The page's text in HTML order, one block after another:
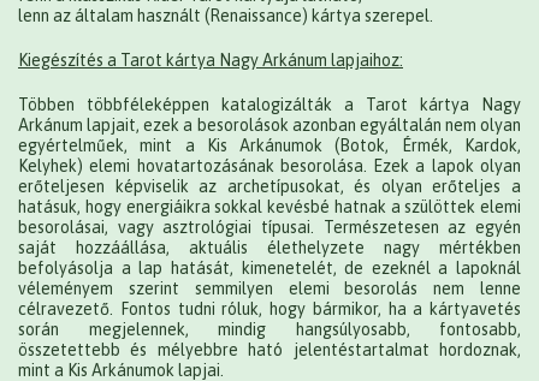
lenn az általam használt (Renaissance) kártya szerepel.
Kiegészítés a Tarot kártya Nagy Arkánum lapjaihoz:
Többen többféleképpen katalogizálták a Tarot kártya Nagy
Arkánum lapjait, ezek a besorolások azonban egyáltalán nem olyan
egyértelműek, mint a Kis Arkánumok (Botok, Érmék, Kardok,
Kelyhek) elemi hovatartozásának besorolása. Ezek a lapok olyan
erőteljesen képviselik az archetípusokat, és olyan erőteljes a
hatásuk, hogy energiáikra sokkal kevésbé hatnak a szülöttek elemi
besorolásai, vagy asztrológiai típusai. Természetesen az egyén
saját hozzáállása, aktuális élethelyzete nagy mértékben
befolyásolja a lap hatását, kimenetelét, de ezeknél a lapoknál
véleményem szerint semmilyen elemi besorolás nem lenne
célravezető. Fontos tudni róluk, hogy bármikor, ha a kártyavetés
során megjelennek, mindig hangsúlyosabb, fontosabb,
összetettebb és mélyebbre ható jelentéstartalmat hordoznak,
mint a Kis Arkánumok lapjai.